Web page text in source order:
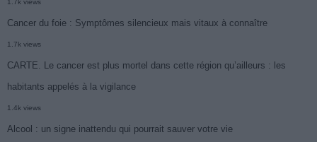
Cancer du foie : Symptômes silencieux mais vitaux à connaître
1.7k views
CARTE. Le cancer est plus mortel dans cette région qu’ailleurs : les
habitants appelés à la vigilance
1.4k views
Alcool : un signe inattendu qui pourrait sauver votre vie